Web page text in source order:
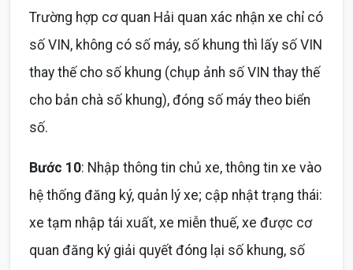
Trường hợp cơ quan Hải quan xác nhận xe chỉ có
số VIN, không có số máy, số khung thì lấy số VIN
thay thế cho số khung (chụp ảnh số VIN thay thế
cho bản chà số khung), đóng số máy theo biển
số.
Bước 10: Nhập thông tin chủ xe, thông tin xe vào
hệ thống đăng ký, quản lý xe; cập nhật trạng thái:
xe tạm nhập tái xuất, xe miễn thuế, xe được cơ
quan đăng ký giải quyết đóng lại số khung, số